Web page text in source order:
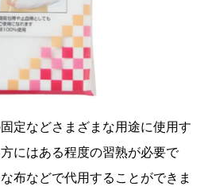
定などさまざまな用途に使用す
にはある程度の習熟が必要で
布などで代用することができま